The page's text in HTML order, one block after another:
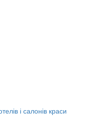
і салонів краси